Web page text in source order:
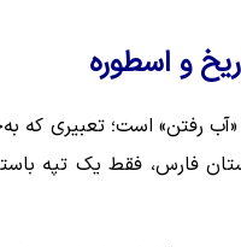
و اسطوره
رفتن» است؛ تعبیری که
فارس، فقط یک تپه